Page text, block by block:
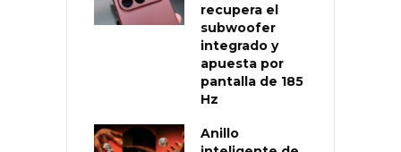
recupera el
subwoofer
integrado y
apuesta por
pantalla de 185
Hz
Anillo